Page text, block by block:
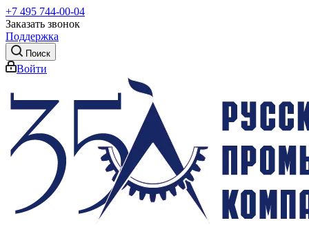
+7 495 744-00-04
Заказать звонок
Поддержка
Поиск
Войти